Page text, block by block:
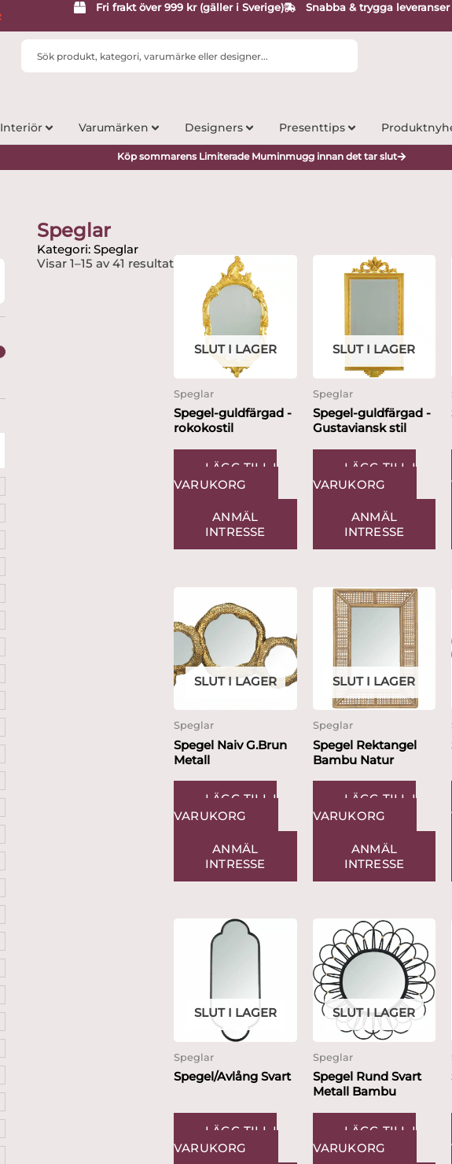
Fri frakt över 999 kr (gäller i Sverige) Snabba & trygga leveranser
Search
Interiör Varumärken Designers Presenttips
Köp sommarens Limiterade Muminmugg innan det tar slut
Speglar
Kategori: Speglar
Visar 1–15 av 41 resultat
SLUT I LAGER
Speglar
Spegel-guldfärgad -
rokokostil
LÄGG TILL I
VARUKORG
ANMÄL
INTRESSE
SLUT I LAGER
Speglar
Spegel-guldfärgad -
Gustaviansk stil
LÄGG TILL I
VARUKORG
ANMÄL
INTRESSE
SLUT I LAGER
Speglar
Spegel Naiv G.Brun
Metall
LÄGG TILL I
VARUKORG
ANMÄL
INTRESSE
SLUT I LAGER
Speglar
Spegel Rektangel
Bambu Natur
LÄGG TILL I
VARUKORG
ANMÄL
INTRESSE
SLUT I LAGER
Speglar
Spegel/Avlång Svart
LÄGG TILL I
VARUKORG
SLUT I LAGER
Speglar
Spegel Rund Svart
Metall Bambu
LÄGG TILL I
VARUKORG